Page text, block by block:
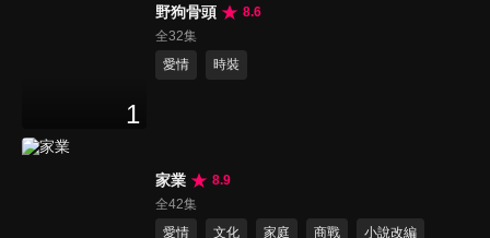
1
野狗骨頭
8.6
全32集
愛情
時裝
家業
8.9
全42集
愛情
文化 家庭 商戰 小說改編